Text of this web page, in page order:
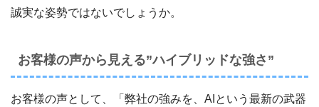
誠実な姿勢ではないでしょうか。
お客様の声から見える”ハイブリッドな強さ”
お客様の声として、「弊社の強みを、AIという最新の武器